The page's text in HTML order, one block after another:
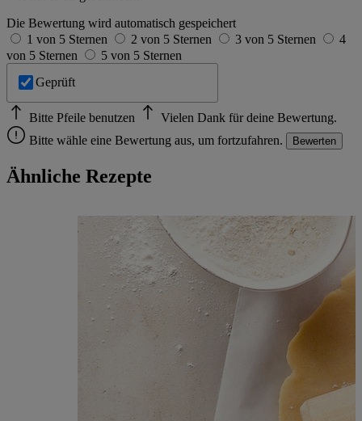
Die Bewertung wird automatisch gespeichert
1 von 5 Sternen
2 von 5 Sternen 3 von 5 Sternen
4
von 5 Sternen
5 von 5 Sternen
Geprüft
Bitte Pfeile benutzen
Vielen Dank für deine Bewertung.
Bitte wähle eine Bewertung aus, um fortzufahren.
Bewerten
Ähnliche Rezepte